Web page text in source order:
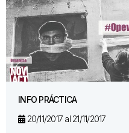
INFO PRÁCTICA
20/11/2017 al 21/11/2017